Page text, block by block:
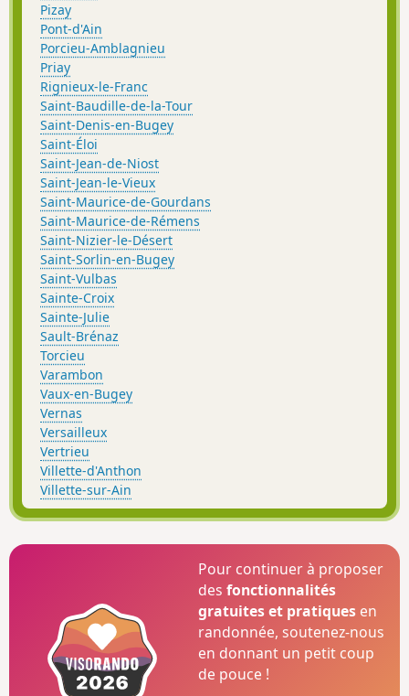
Pizay
Pont-d'Ain
Porcieu-Amblagnieu
Priay
Rignieux-le-Franc
Saint-Baudille-de-la-Tour
Saint-Denis-en-Bugey
Saint-Éloi
Saint-Jean-de-Niost
Saint-Jean-le-Vieux
Saint-Maurice-de-Gourdans
Saint-Maurice-de-Rémens
Saint-Nizier-le-Désert
Saint-Sorlin-en-Bugey
Saint-Vulbas
Sainte-Croix
Sainte-Julie
Sault-Brénaz
Torcieu
Varambon
Vaux-en-Bugey
Vernas
Versailleux
Vertrieu
Villette-d'Anthon
Villette-sur-Ain
Pour continuer à proposer
desfonctionnalités
gratuites et pratiques en
randonnée, soutenez-nous
en donnant un petit coup
de pouce !